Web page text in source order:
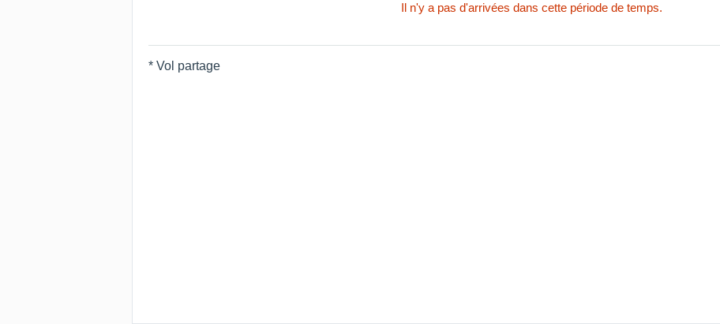
Il n'y a pas d'arrivées dans cette période de temps.
* Vol partage